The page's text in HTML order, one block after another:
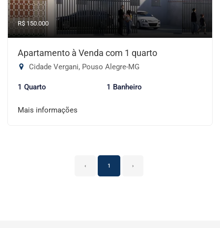
R$ 150.000
Apartamento à Venda com 1 quarto
Cidade Vergani, Pouso Alegre-MG
1 Quarto 1 Banheiro
Mais informações
‹ 1 ›